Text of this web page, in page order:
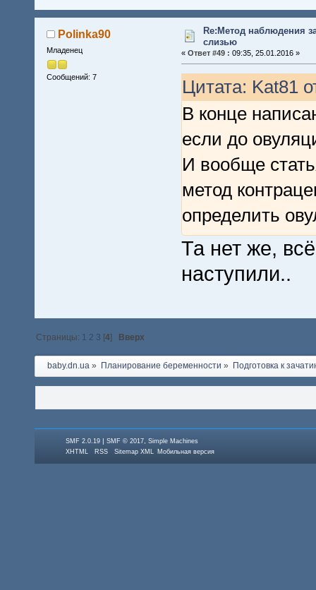
Коэффициент
По материалам
http://
Polinka90
Младенец
Сообщений: 7
Re:Метод наблюдения
слизью
« Ответ #49 : 09:35, 25.01.2016 »
Цитата: Kat81
В конце
если до
И вообще
метод
определить
Та нет же,
наступили..
Страницы: 1 2 3 [4] Вверх
baby.dn.ua» Планирование беременности » Подготовка к
SMF 2.0.19 |SMF © 2017,Simple Machines
XHTML
RSS Sitemap XML Мобильная версия